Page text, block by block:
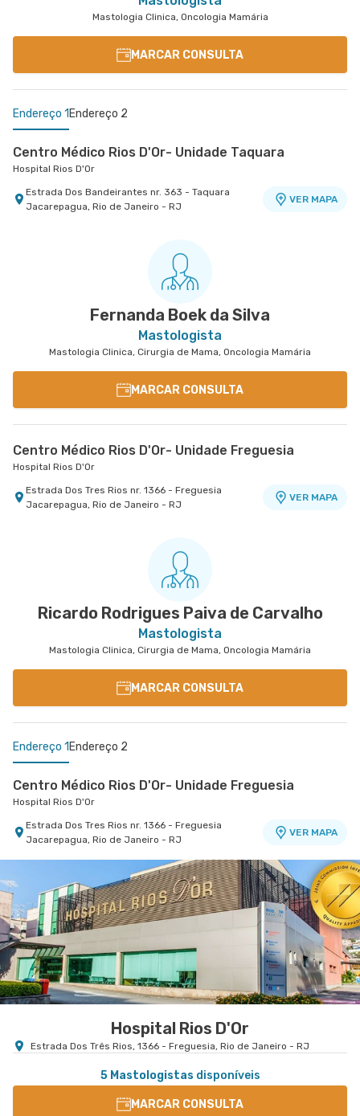
Mastologia Clinica, Oncologia Mamária
MARCAR CONSULTA
Endereço 1 Endereço 2
Centro Médico Rios D'Or- Unidade Taquara
Hospital Rios D'Or
Estrada Dos Bandeirantes nr. 363 - Taquara
Jacarepagua, Rio de Janeiro - RJ
VER MAPA
Rua Soares Caldeira nr. 142 15° Andar -
Madureira, Rio de Janeiro - RJ
Fernanda Boek da Silva
Mastologista
Mastologia Clinica, Cirurgia de Mama, Oncologia Mamária
MARCAR CONSULTA
Centro Médico Rios D'Or- Unidade Freguesia
Hospital Rios D'Or
Estrada Dos Tres Rios nr. 1366 - Freguesia
Jacarepagua, Rio de Janeiro - RJ
VER MAPA
Ricardo Rodrigues Paiva de Carvalho
Mastologista
Mastologia Clinica, Cirurgia de Mama, Oncologia Mamária
MARCAR CONSULTA
Endereço 1 Endereço 2
Centro Médico Rios D'Or- Unidade Freguesia
Hospital Rios D'Or
Estrada Dos Tres Rios nr. 1366 - Freguesia
Jacarepagua, Rio de Janeiro - RJ
VER MAPA
Centro Médico Norte D'Or- Unidade Madureira
Rua Soares Caldeira nr. 142 Lojas A e B -
Madureira, Rio de Janeiro - RJ
VER MAPA
Hospital Rios D'Or
Estrada Dos Três Rios, 1366 - Freguesia, Rio de Janeiro - RJ
5 Mastologistas disponíveis
MARCAR CONSULTA